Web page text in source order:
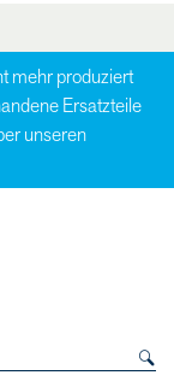
mehr produziert
Ersatzteile
unseren